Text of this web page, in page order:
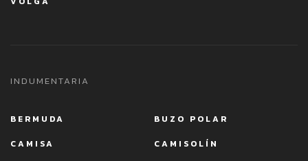
INDUMENTARIA
BERMUDA
BUZO POLAR
CAMISA
CAMISOLÍN